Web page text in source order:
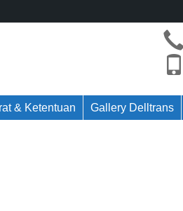
& Ketentuan Gallery Delltrans